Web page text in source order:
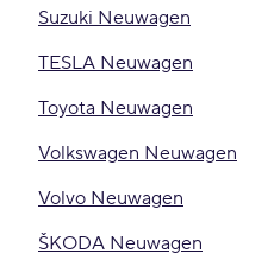
Suzuki Neuwagen
TESLA Neuwagen
Toyota Neuwagen
Volkswagen Neuwagen
Volvo Neuwagen
ŠKODA Neuwagen